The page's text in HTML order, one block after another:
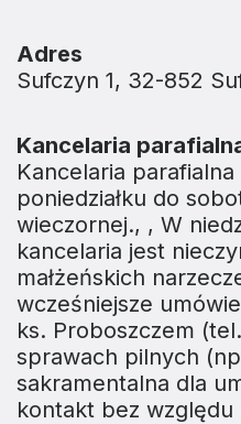
Adres
Sufczyn 1, 32-852
Kancelaria
Kancelaria
poniedziałku do
wieczornej., , W
kancelaria jest
małżeńskich
wcześniejsze
ks. Proboszczem
sprawach pilnych
sakramentalna dla
kontakt bez